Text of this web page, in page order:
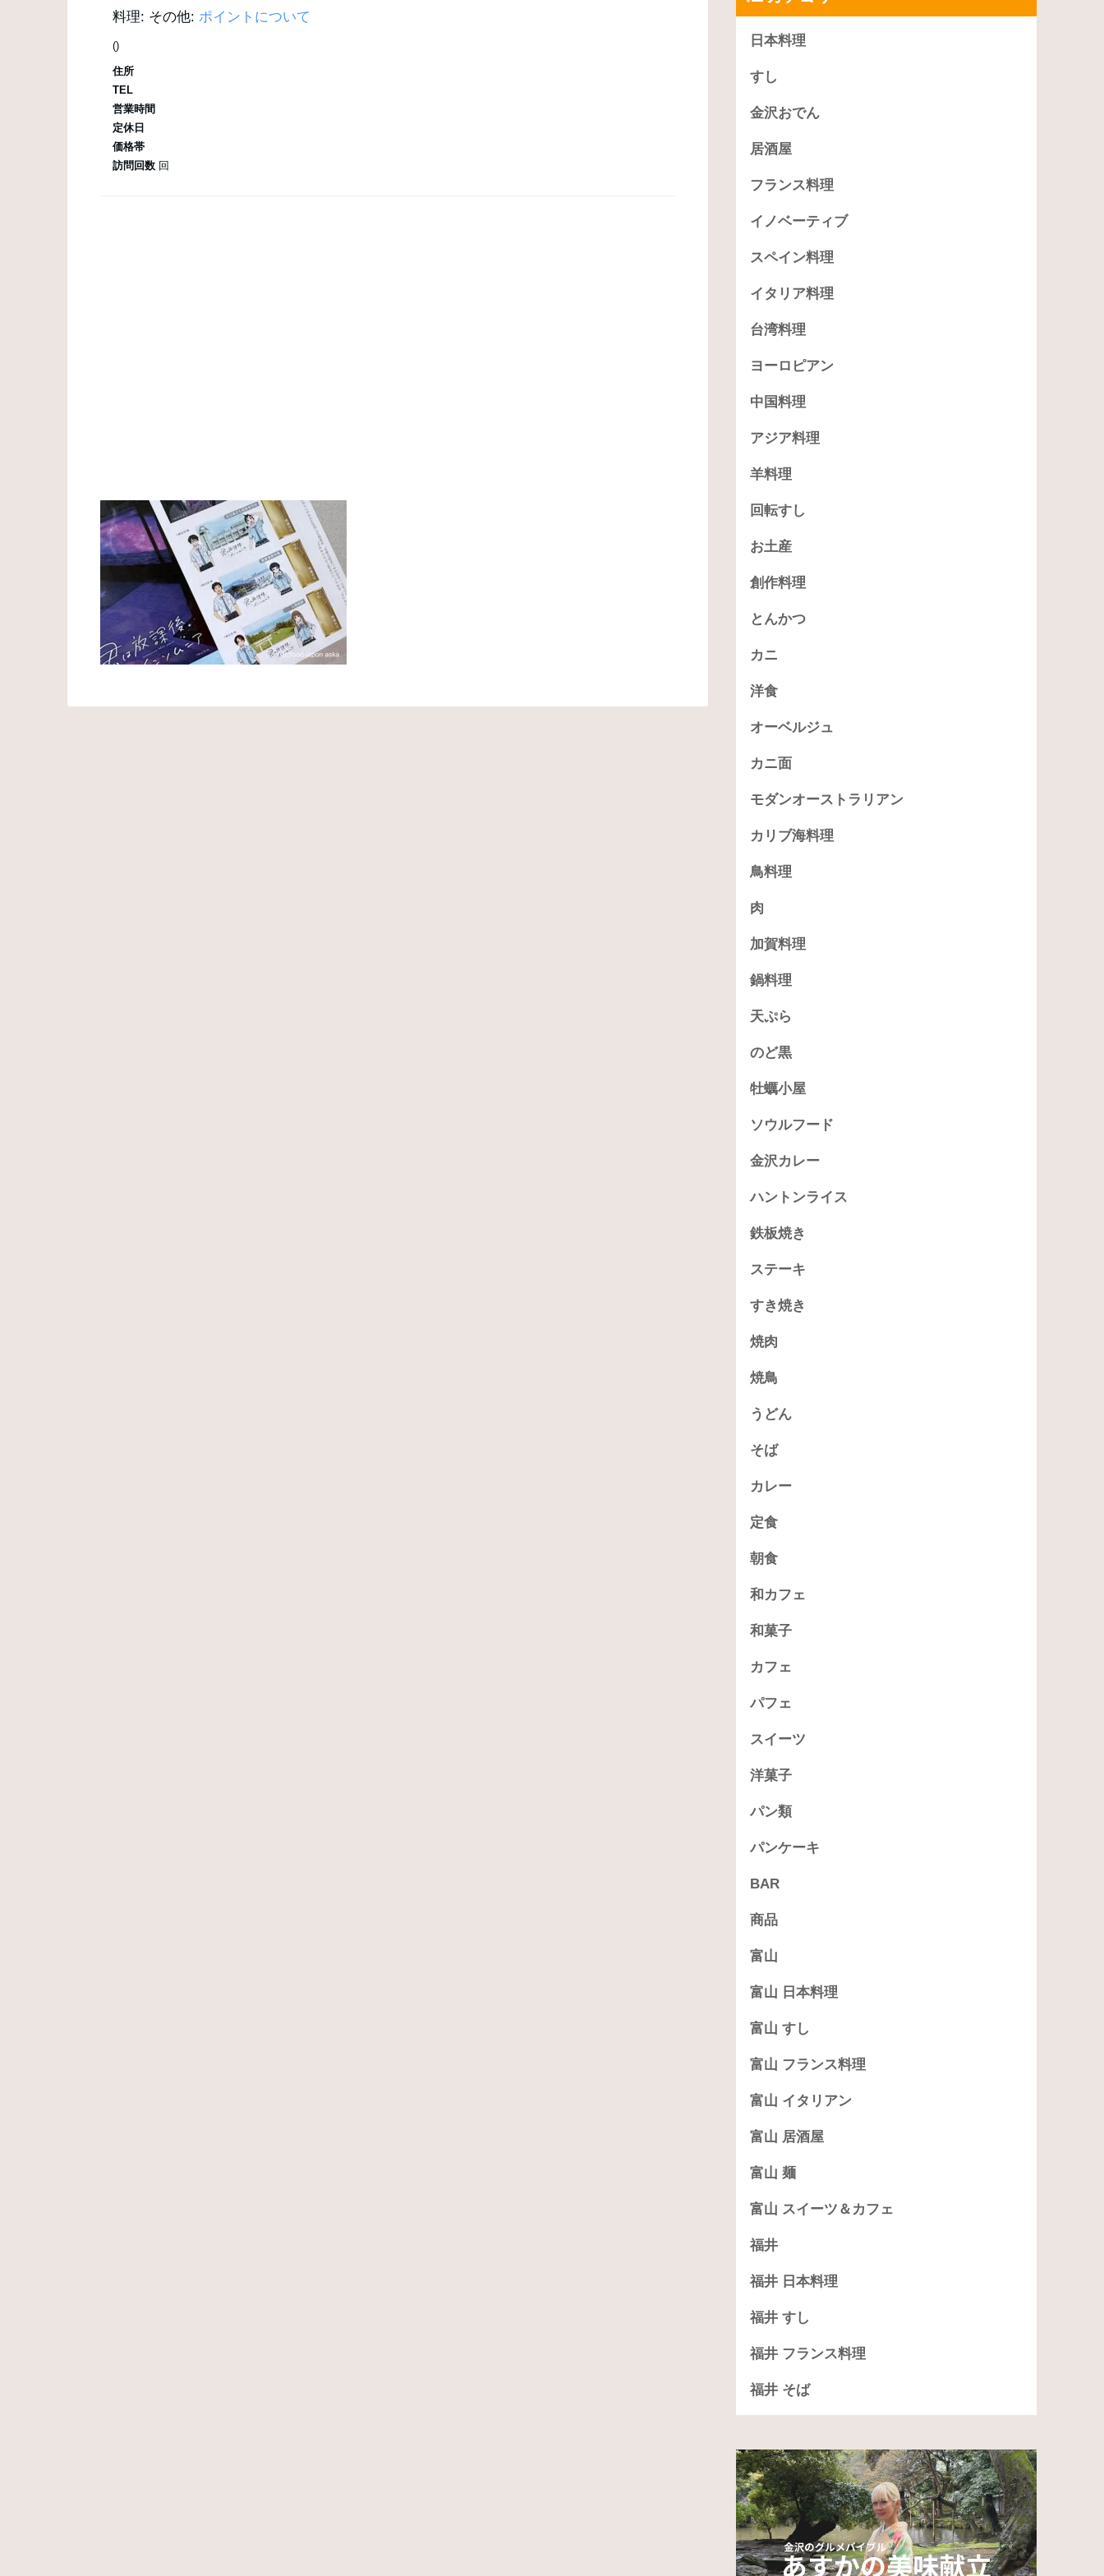
料理: その他: ポイントについて
()
住所
TEL
営業時間
定休日
価格帯
訪問回数 回
日本料理
すし
金沢おでん
居酒屋
フランス料理
イノベーティブ
スペイン料理
イタリア料理
台湾料理
ヨーロピアン
中国料理
アジア料理
羊料理
回転すし
お土産
創作料理
とんかつ
カニ
洋食
オーベルジュ
カニ面
モダンオーストラリアン
カリブ海料理
鳥料理
肉
加賀料理
鍋料理
天ぷら
のど黒
牡蠣小屋
ソウルフード
金沢カレー
ハントンライス
鉄板焼き
ステーキ
すき焼き
焼肉
焼鳥
うどん
そば
カレー
定食
朝食
和カフェ
和菓子
カフェ
パフェ
スイーツ
洋菓子
パン類
パンケーキ
BAR
商品
富山
富山 日本料理
富山 すし
富山 フランス料理
富山 イタリアン
富山 居酒屋
富山 麺
富山 スイーツ＆カフェ
福井
福井 日本料理
福井 すし
福井 フランス料理
福井 そば